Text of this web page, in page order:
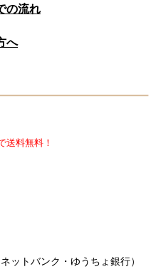
の流れ
へ
送料無料！
トバンク・ゆうちょ銀行）